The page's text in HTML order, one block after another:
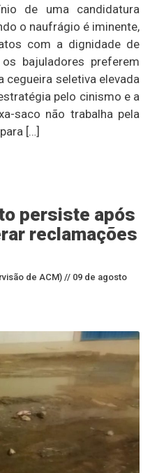
de uma candidatura
o naufrágio é iminente,
com a dignidade de
bajuladores preferem
cegueira seletiva elevada
pelo cinismo e a
saco não trabalha pela
[…]
persiste após
reclamações
de ACM) // 09 de agosto